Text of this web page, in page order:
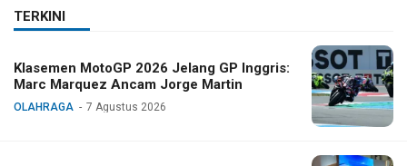
TERKINI
Klasemen MotoGP 2026 Jelang GP Inggris:
Marc Marquez Ancam Jorge Martin
OLAHRAGA 7 Agustus 2026